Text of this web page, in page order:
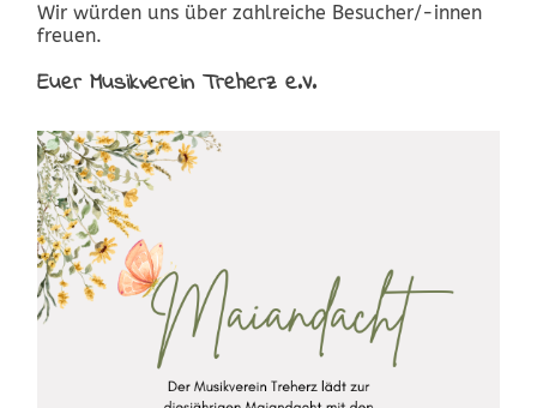
Wir würden uns über zahlreiche Besucher/-innen
freuen.
Euer Musikverein Treherz e.V.